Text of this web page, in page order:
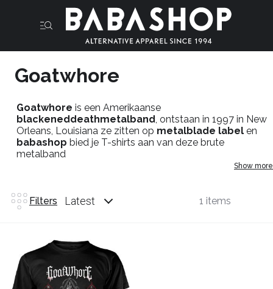
Goatwhore
Goatwhore is een Amerikaanse
blackeneddeathmetalband, ontstaan in 1997 in New
Orleans, Louisiana ze zitten op metalblade label en
babashop bied je T-shirts aan van deze brute
metalband
Show more
Filters Latest 1 items